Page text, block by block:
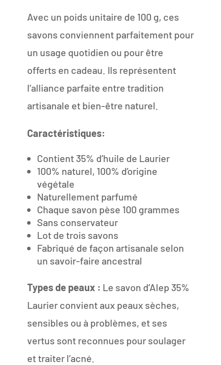
Avec un poids unitaire de 100 g, ces
savons conviennent parfaitement pour
un usage quotidien ou pour être
offerts en cadeau. Ils représentent
l’alliance parfaite entre tradition
artisanale et bien-être naturel.
Caractéristiques:
Contient 35% d’huile de Laurier
100% naturel, 100% d’origine
végétale
Naturellement parfumé
Chaque savon pèse 100 grammes
Sans conservateur
Lot de trois savons
Fabriqué de façon artisanale selon
un savoir-faire ancestral
Types de peaux : Le savon d’Alep 35%
Laurier convient aux peaux sèches,
sensibles ou à problèmes, et ses
vertus sont reconnues pour soulager
et traiter l’acné.